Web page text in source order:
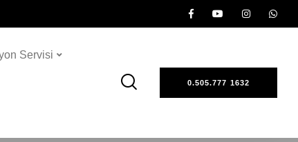
Servisi
0.505.777 1632